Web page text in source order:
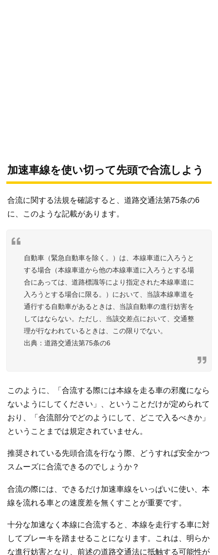
加速車線を使い切って先頭で合流しよう
合流に関する法規を確認すると、道路交通法第75条の6
に、このような記載があります。
自動車（緊急自動車を除く。）は、本線車道に入ろうと
する場合（本線車道から他の本線車道に入ろうとする場
合にあっては、道路標識等により指定された本線車道に
入ろうとする場合に限る。）において、当該本線車道を
通行する自動車があるときは、当該自動車の進行妨害を
してはならない。ただし、当該交差点において、交通整
理が行なわれているときは、この限りでない。
道路交通法第75条の6
このように、「合流する際には本線を走る車の邪魔になら
ないようにしてください」、ということだけが定められて
おり、「合流部分でどのようにして、どこで入るべきか」
ということまでは規定されていません。
推奨されている先頭合流を行なう際、どうすれば安全かつ
スムーズに合流できるのでしょうか？
合流の際には、できるだけ加速車線をいっぱいに使い、本
線を流れる車との速度差を無くすことが重要です。
十分な加速なく本線に合流すると、本線を走行する車に対
してブレーキを踏ませることになります。これは、明らか
な進行妨害となり、前述の道路交通法に抵触する可能性が